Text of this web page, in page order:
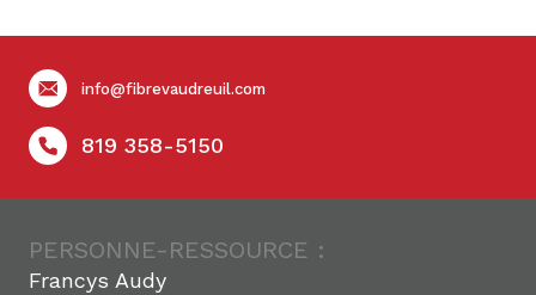
info@fibrevaudreuil.com
819 358-5150
PERSONNE-RESSOURCE :
Francys Audy